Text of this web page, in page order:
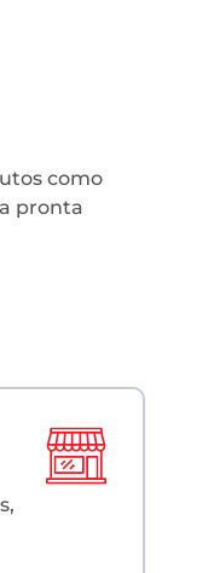
como
pronta